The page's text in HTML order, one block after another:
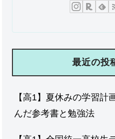
最近の投
【高1】夏休みの学習計
んだ参考書と勉強法